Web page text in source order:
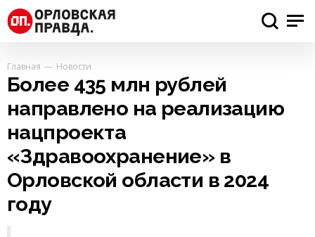
Главная Новости
Более 435 млн рублей
направлено на реализацию
нацпроекта
«Здравоохранение» в
Орловской области в 2024
году